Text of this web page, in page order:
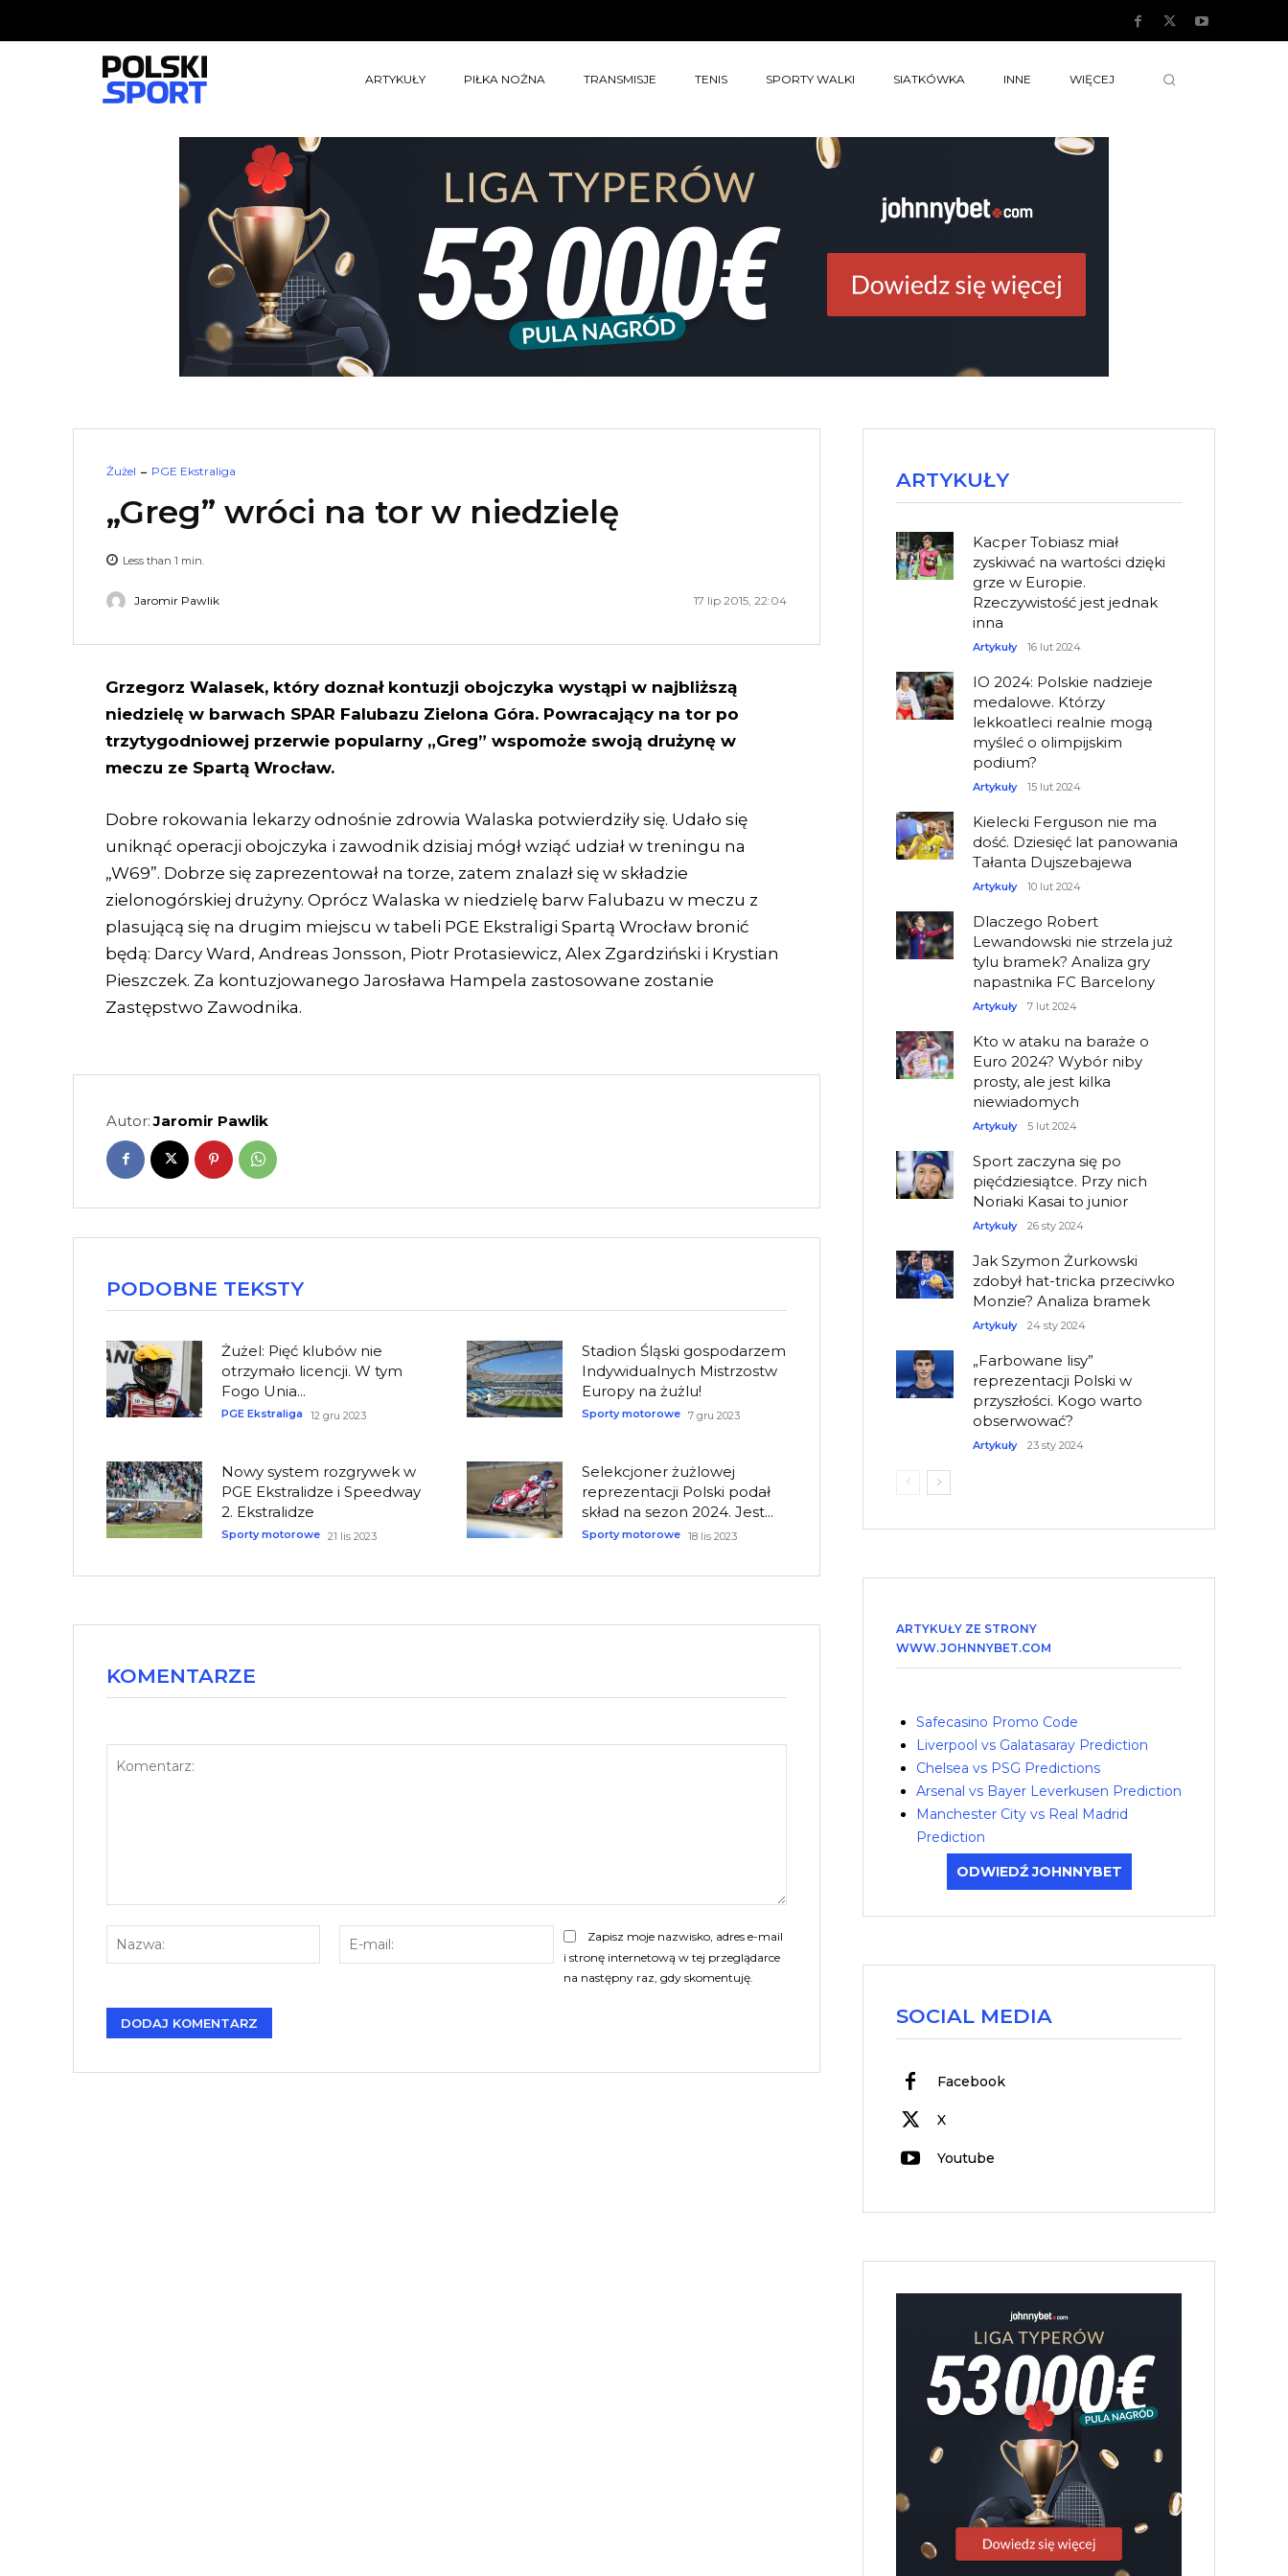
ARTYKUŁY PIŁKA NOŻNA TRANSMISJE TENIS SPORTY WALKI SIATKÓWKA INNE WIĘCEJ
Żużel PGE Ekstraliga
„Greg” wróci na tor w niedzielę
Less than 1 min.
Jaromir Pawlik 17 lip 2015, 22:04
Grzegorz Walasek, który doznał kontuzji obojczyka wystąpi w najbliższą
niedzielę w barwach SPAR Falubazu Zielona Góra. Powracający na tor po
trzytygodniowej przerwie popularny „Greg” wspomoże swoją drużynę w
meczu ze Spartą Wrocław.
Dobre rokowania lekarzy odnośnie zdrowia Walaska potwierdziły się. Udało się
uniknąć operacji obojczyka i zawodnik dzisiaj mógł wziąć udział w treningu na
„W69”. Dobrze się zaprezentował na torze, zatem znalazł się w składzie
zielonogórskiej drużyny. Oprócz Walaska w niedzielę barw Falubazu w meczu z
plasującą się na drugim miejscu w tabeli PGE Ekstraligi Spartą Wrocław bronić
będą: Darcy Ward, Andreas Jonsson, Piotr Protasiewicz, Alex Zgardziński i Krystian
Pieszczek. Za kontuzjowanego Jarosława Hampela zastosowane zostanie
Zastępstwo Zawodnika.
Autor: Jaromir Pawlik
PODOBNE TEKSTY
Żużel: Pięć klubów nie
otrzymało licencji. W tym
Fogo Unia...
PGE Ekstraliga 12 gru 2023
Stadion Śląski gospodarzem
Indywidualnych Mistrzostw
Europy na żużlu!
Sporty motorowe 7 gru 2023
Nowy system rozgrywek w
PGE Ekstralidze i Speedway
2. Ekstralidze
Sporty motorowe 21 lis 2023
Selekcjoner żużlowej
reprezentacji Polski podał
skład na sezon 2024. Jest...
Sporty motorowe 18 lis 2023
KOMENTARZE
E-
mail:
Zapisz moje nazwisko, adres e-mail
i stronę internetową w tej przeglądarce
na następny raz, gdy skomentuję.
ARTYKUŁY
Kacper Tobiasz miał
zyskiwać na wartości dzięki
grze w Europie.
Rzeczywistość jest jednak
inna
Artykuły 16 lut 2024
IO 2024: Polskie nadzieje
medalowe. Którzy
lekkoatleci realnie mogą
myśleć o olimpijskim
podium?
Artykuły 15 lut 2024
Kielecki Ferguson nie ma
dość. Dziesięć lat panowania
Tałanta Dujszebajewa
Artykuły 10 lut 2024
Dlaczego Robert
Lewandowski nie strzela już
tylu bramek? Analiza gry
napastnika FC Barcelony
Artykuły 7 lut 2024
Kto w ataku na baraże o
Euro 2024? Wybór niby
prosty, ale jest kilka
niewiadomych
Artykuły 5 lut 2024
Sport zaczyna się po
pięćdziesiątce. Przy nich
Noriaki Kasai to junior
Artykuły 26 sty 2024
Jak Szymon Żurkowski
zdobył hat-tricka przeciwko
Monzie? Analiza bramek
Artykuły 24 sty 2024
„Farbowane lisy”
reprezentacji Polski w
przyszłości. Kogo warto
obserwować?
Artykuły 23 sty 2024
ARTYKUŁY ZE STRONY
WWW.JOHNNYBET.COM
Safecasino Promo Code
Liverpool vs Galatasaray Prediction
Chelsea vs PSG Predictions
Arsenal vs Bayer Leverkusen Prediction
Manchester City vs Real Madrid
Prediction
ODWIEDŹ JOHNNYBET
SOCIAL MEDIA
Facebook
X
Youtube